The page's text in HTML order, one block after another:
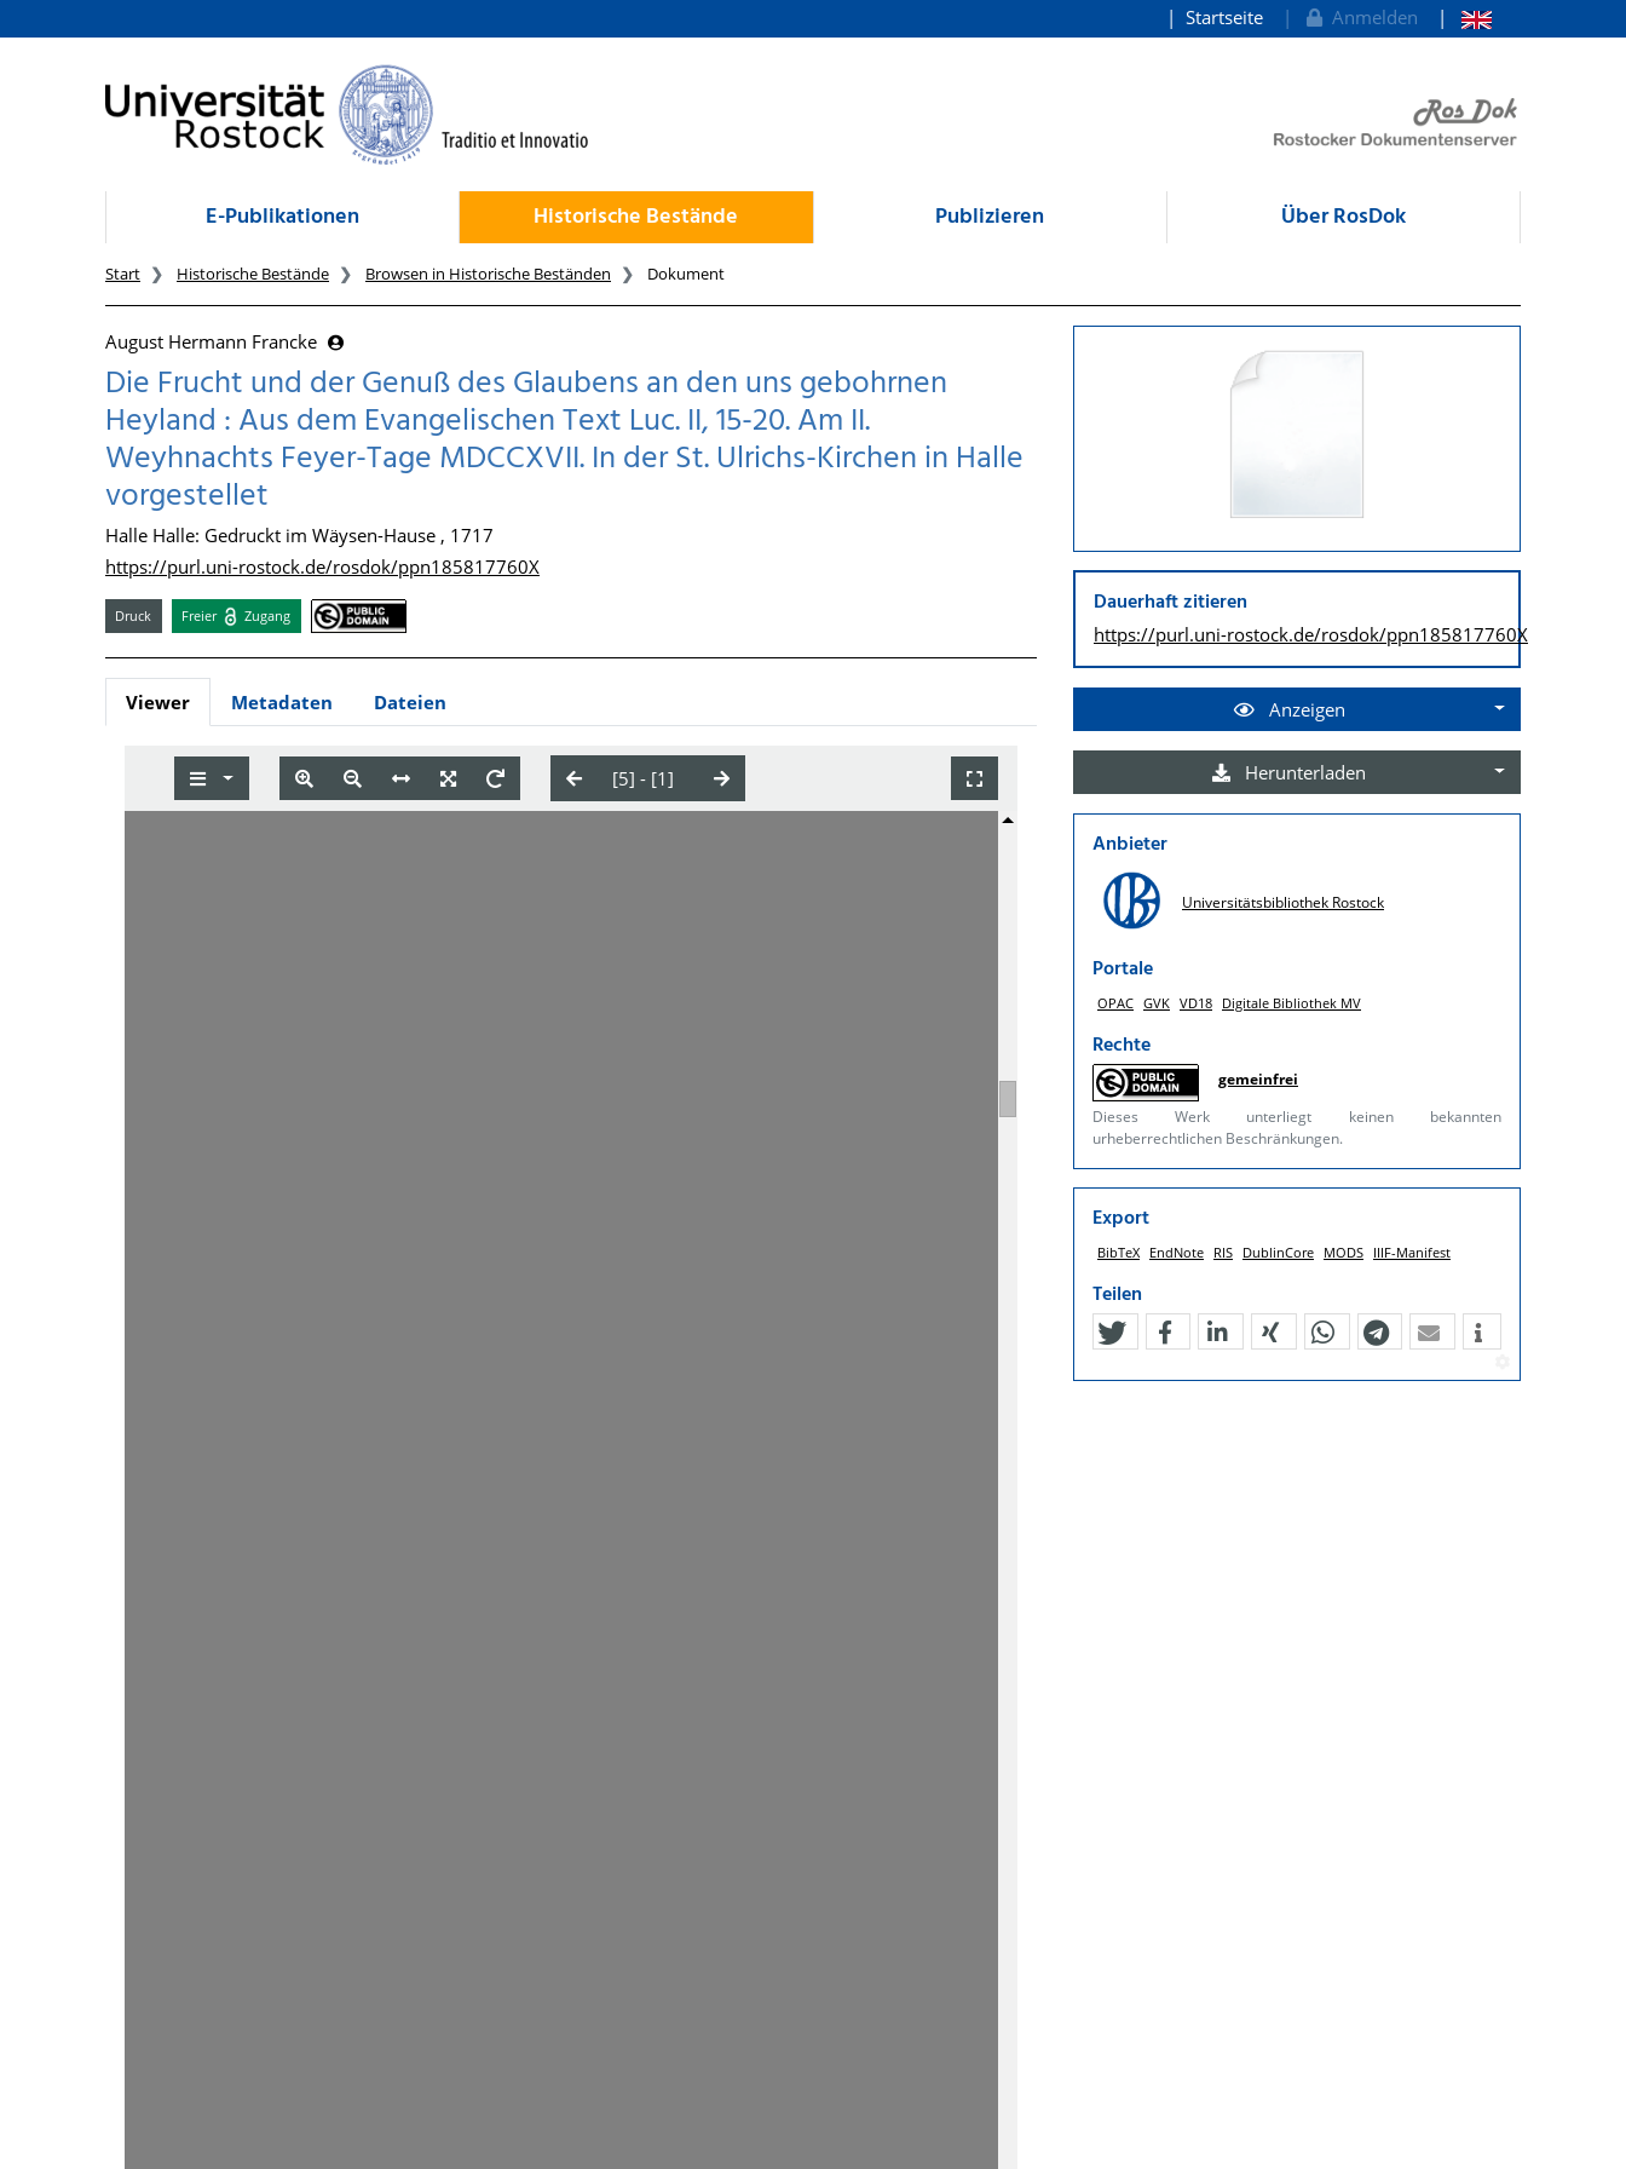
zum Inhalt
Startseite Anmelden
E-Publikationen Historische Bestände Publizieren Über RosDok
Start Historische Bestände Browsen in Historische Beständen Dokument
August Hermann Francke
Die Frucht und der Genuß des Glaubens an den uns gebohrnen
Heyland : Aus dem Evangelischen Text Luc. II, 15-20. Am II.
Weyhnachts Feyer-Tage MDCCXVII. In der St. Ulrichs-Kirchen in Halle
vorgestellet
Halle Halle: Gedruckt im Wäysen-Hause , 1717
https://purl.uni-rostock.de/rosdok/ppn185817760X
Druck Freier Zugang
Viewer Metadaten Dateien
Dauerhaft zitieren
https://purl.uni-rostock.de/rosdok/ppn185817760X
Anzeigen
Herunterladen
Anbieter
Universitätsbibliothek Rostock
Portale
OPAC GVK VD18 Digitale Bibliothek MV
Rechte
gemeinfrei
Dieses Werk unterliegt keinen bekannten
urheberrechtlichen Beschränkungen.
Export
BibTeX EndNote RIS DublinCore MODS IIIF-Manifest
Teilen